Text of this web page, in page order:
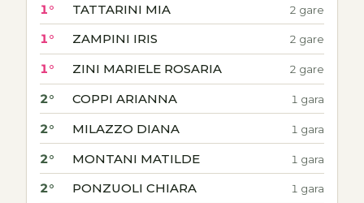
1° TATTARINI MIA 2 gare
1° ZAMPINI IRIS 2 gare
1° ZINI MARIELE ROSARIA 2 gare
2° COPPI ARIANNA 1 gara
2° MILAZZO DIANA 1 gara
2° MONTANI MATILDE 1 gara
2° PONZUOLI CHIARA 1 gara